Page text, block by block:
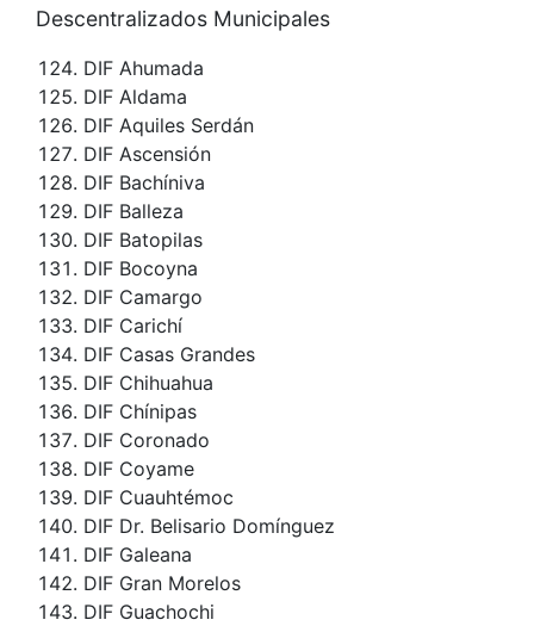
Descentralizados Municipales
DIF Ahumada
DIF Aldama
DIF Aquiles Serdán
DIF Ascensión
DIF Bachíniva
DIF Balleza
DIF Batopilas
DIF Bocoyna
DIF Camargo
DIF Carichí
DIF Casas Grandes
DIF Chihuahua
DIF Chínipas
DIF Coronado
DIF Coyame
DIF Cuauhtémoc
DIF Dr. Belisario Domínguez
DIF Galeana
DIF Gran Morelos
DIF Guachochi